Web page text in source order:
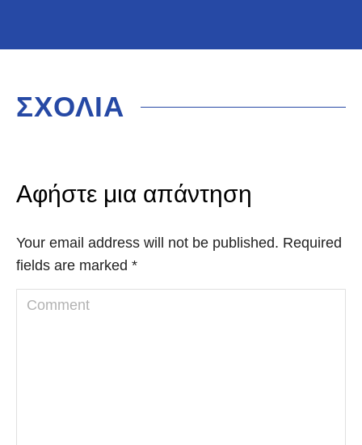
ΣΧΟΛΙΑ
Αφήστε μια απάντηση
Your email address will not be published. Required
fields are marked *
Comment